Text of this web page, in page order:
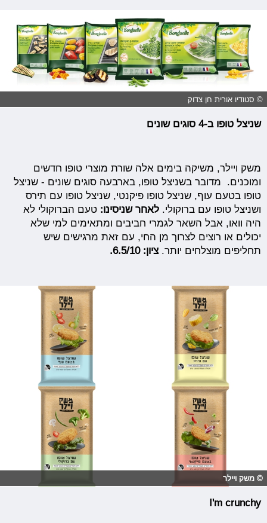
© סטודיו אורית חן צדוק
שניצל טופו ב-4 סוגים שונים
משק ויילר, משיקה בימים אלה שורת מוצרי טופו חדשים
ומוכנים. מדובר בשניצל טופו, בארבעה סוגים שונים - שניצל
טופו בטעם עוף, שניצל טופו פיקנטי, שניצל טופו עם תירס
ושניצל טופו עם ברוקולי.לאחר שניסינו: טעם הברוקולי לא
היה וואו, אבל השאר לגמרי חביבים ומתאימים למי שלא
יכולים או רוצים לצרוך מן החי, עם זאת מרגישים שיש
תחליפים מוצלחים יותר.ציון: 6.5/10.
© משק ויילר
I'm crunchy